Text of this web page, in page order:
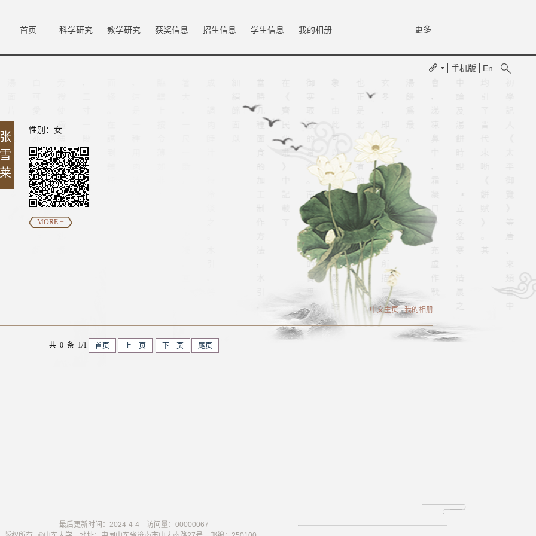
首页 科学研究 教学研究 获奖信息 招生信息 学生信息 我的相册 更多
手机版 En
性别：女
MORE +
中文主页-我的相册
共 0 条 1/1 首页 上一页 下一页 尾页
最后更新时间： 2024-4-4 访问量： 00000067